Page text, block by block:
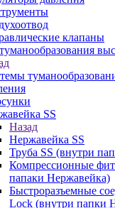
клапаны
SS
Назад
Нержавейка SS
Труба SS (внутри
Компрессионные
папаки Нержавейка)
Быстроразъемные
Lock (внутри папки